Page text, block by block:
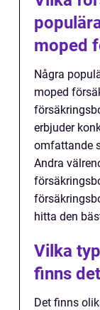
moped
Några
moped
erbjuder
omfattande
Andra
hitta den
Vilka
finns
Det finns